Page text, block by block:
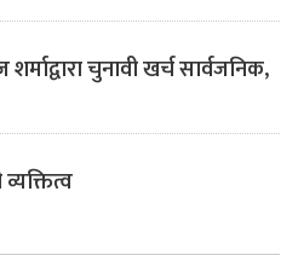
चुनावी खर्च सार्वजनिक,